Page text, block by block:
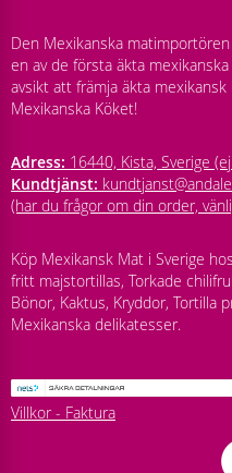
Den Mexikanska
en av de första äkta
avsikt att främja äkta
Mexikanska Köket!
Adress: 16440, Kista, Sverige
Kundtjänst:
(har du frågor om din order,
Köp Mexikansk Mat i Sverige
fritt majstortillas, Torkade
Bönor, Kaktus, Kryddor, Tortilla
Mexikanska delikatesser.
Villkor - Faktura